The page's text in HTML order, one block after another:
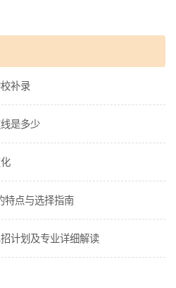
补录
是多少
特点与选择指南
计划及专业详细解读